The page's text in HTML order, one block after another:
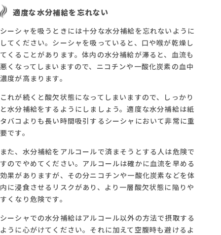
適度な水分補給を忘れない
シーシャを吸うときには十分な水分補給を忘れないように
してください。シーシャを吸っていると、口や喉が乾燥し
てくることがあります。体内の水分補給が滞ると、血流も
悪くなってしまいますので、ニコチンや一酸化炭素の血中
濃度が高まります。
これが続くと酸欠状態になってしまいますので、しっかり
と水分補給をするようにしましょう。適度な水分補給は紙
タバコよりも長い時間吸引するシーシャにおいて非常に重
要です。
また、水分補給をアルコールで済まそうとする人は危険で
すのでやめてください。アルコールは確かに血流を早める
効果がありますが、その分ニコチンや一酸化炭素などを体
内に浸食させるリスクがあり、より一層酸欠状態に陥りや
すくなり危険です。
シーシャでの水分補給はアルコール以外の方法で摂取する
ように心がけてください。それに加えて空腹時も避けるよ